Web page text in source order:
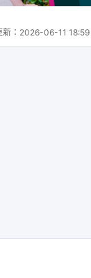
新： 2026-06-11 18:59
）視后龔嘉欣